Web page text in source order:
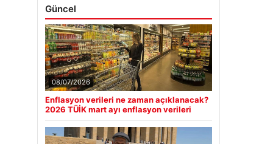
Güncel
08/07/2026
Enflasyon verileri ne zaman açıklanacak?
2026 TÜİK mart ayı enflasyon verileri